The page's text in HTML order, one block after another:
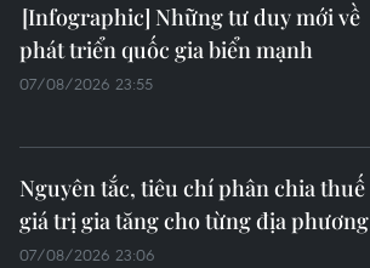
Những tư duy mới về
phát triển quốc gia biển mạnh
07/08/2026 23:55
Nguyên tắc, tiêu chí phân chia thuế
giá trị gia tăng cho từng địa phương
07/08/2026 23:06